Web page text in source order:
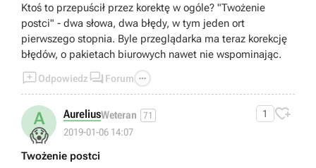
Ktoś to przepuścił przez korektę w ogóle? "Twożenie
postci" - dwa słowa, dwa błędy, w tym jeden ort
pierwszego stopnia. Byle przeglądarka ma teraz korekcję
błędów, o pakietach biurowych nawet nie wspominając.
Odpowiedz  Forum 
A
😱
AureliusWeteran 71
2019-01-06 14:07
1 
Twożenie postci